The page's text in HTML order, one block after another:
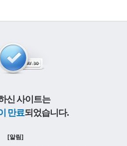
신 사이트는
만료되었습니다.
[알림]